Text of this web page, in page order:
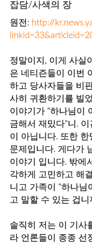
잡담/사색의 장
원전: http://
정말이지, 이게 사실
은 네티즌들이 이번
하고 당사자들을 비
사히 귀환하기를 빌
이야기가 "하나님이
금해서 재밌다"니.
이 아닙니다. 또한
문제입니다. 게다가
이야기 입니다. 밖에
각하게 고민하고 해
니고 가족이 "하나님
고 말할 수 있는 겁니
솔직히 저는 이 기사
라 언론들이 종종 선